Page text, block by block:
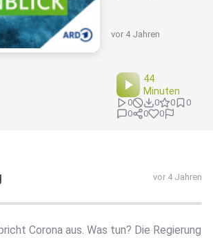
vor 4 Jahren
44
Minuten
0 0 0
0
0
0 0
vor 4 Jahren
Corona aus. Was tun? Die Regierung